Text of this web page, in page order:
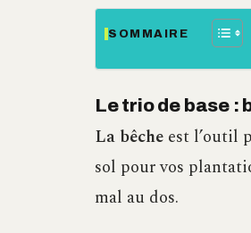
SOMMAIRE
Le trio de base :
La bêche est l’outil
sol pour vos
mal au dos.